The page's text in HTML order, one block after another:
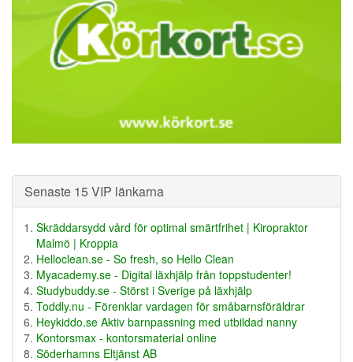
Senaste 15 VIP länkarna
Skräddarsydd vård för optimal smärtfrihet | Kiropraktor
Malmö | Kroppia
Helloclean.se - So fresh, so Hello Clean
Myacademy.se - Digital läxhjälp från toppstudenter!
Studybuddy.se - Störst i Sverige på läxhjälp
Toddly.nu - Förenklar vardagen för småbarnsföräldrar
Heykiddo.se Aktiv barnpassning med utbildad nanny
Kontorsmax - kontorsmaterial online
Söderhamns Eltjänst AB